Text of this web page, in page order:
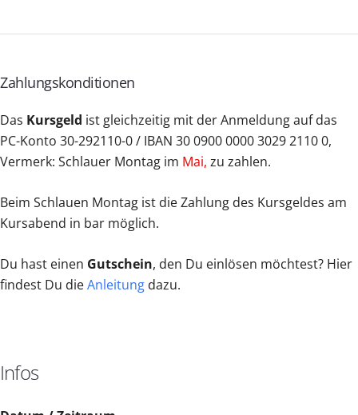
Zahlungskonditionen
Das Kursgeld ist gleichzeitig mit der Anmeldung auf das
PC-Konto 30-292110-0 / IBAN 30 0900 0000 3029 2110 0,
Vermerk: Schlauer Montag im Mai, zu zahlen.
Beim Schlauen Montag ist die Zahlung des Kursgeldes am
Kursabend in bar möglich.
Du hast einen Gutschein, den Du einlösen möchtest? Hier
findest Du dieAnleitung dazu.
Infos